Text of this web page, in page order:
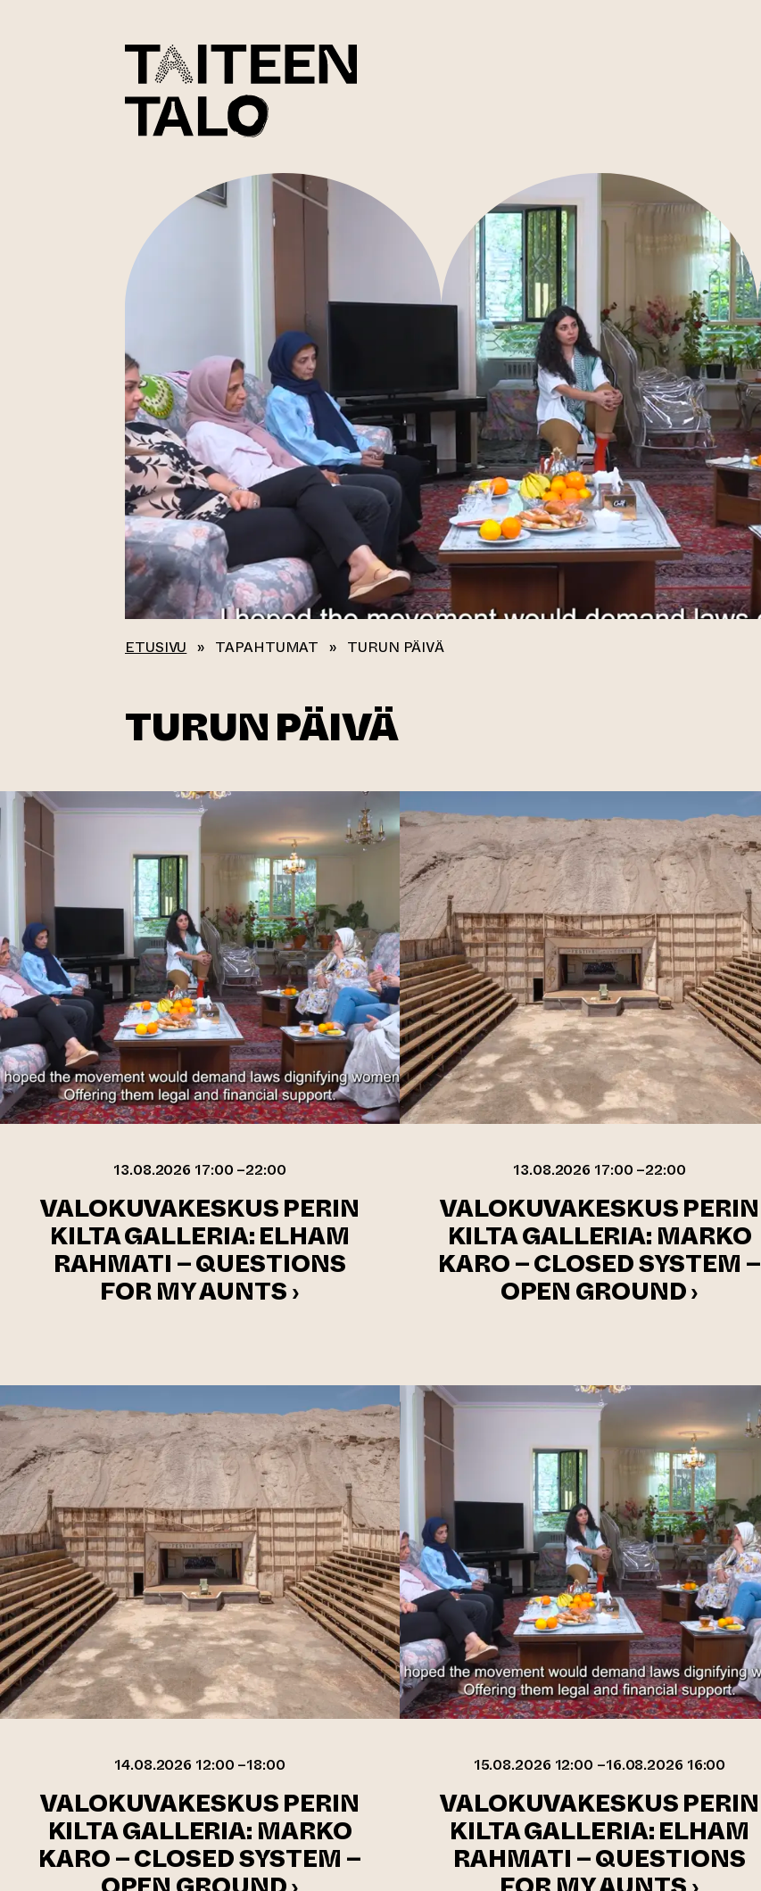
ETUSIVU » TAPAHTUMAT » TURUN PÄIVÄ
TURUN PÄIVÄ
13.08.2026 17:00 –22:00
VALOKUVAKESKUS PERIN
KILTA GALLERIA: ELHAM
RAHMATI – QUESTIONS
FOR MY AUNTS ›
13.08.2026 17:00 –22:00
VALOKUVAKESKUS PERIN
KILTA GALLERIA: MARKO
KARO – CLOSED SYSTEM –
OPEN GROUND ›
14.08.2026 12:00 –18:00
VALOKUVAKESKUS PERIN
KILTA GALLERIA: MARKO
KARO – CLOSED SYSTEM –
15.08.2026 12:00 –16.08.2026 16:00
VALOKUVAKESKUS PERIN
KILTA GALLERIA: ELHAM
RAHMATI – QUESTIONS